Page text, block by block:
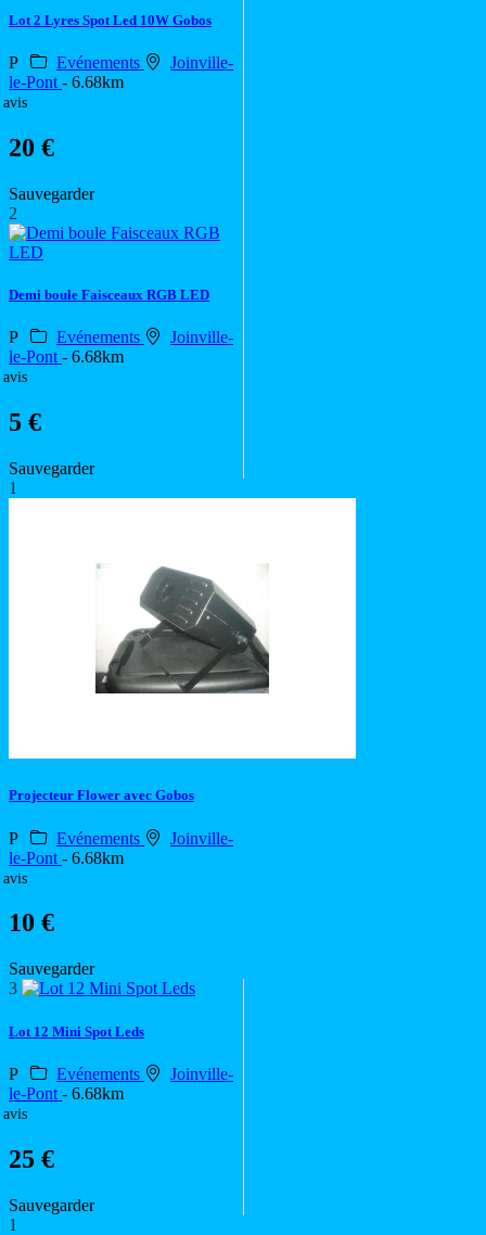
Lot 2 Lyres Spot Led 10W Gobos
P Evénements
Joinville-
le-Pont - 6.68km
avis
20 €
Sauvegarder
2
Demi boule Faisceaux RGB LED
P Evénements
Joinville-
le-Pont - 6.68km
avis
5 €
Sauvegarder
1
Projecteur Flower avec Gobos
P Evénements
Joinville-
le-Pont - 6.68km
avis
10 €
Sauvegarder
3
Lot 12 Mini Spot Leds
P Evénements
Joinville-
le-Pont - 6.68km
avis
25 €
Sauvegarder
1